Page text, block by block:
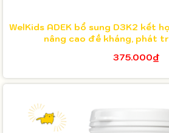
WelKids ADEK bổ sung D3K2 kết
nâng cao đề kháng, phát
375.000₫